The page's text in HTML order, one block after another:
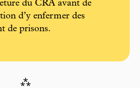
du CRA avant de
d’y enfermer des
de prisons.
⁂